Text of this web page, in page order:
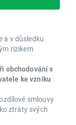
a v důsledku
rizikem
obchodování s
ke vzniku
smlouvy
ztráty svých